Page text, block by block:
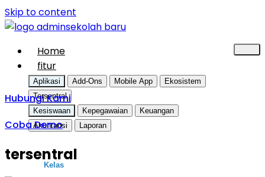
Skip to content
Home
fitur
Aplikasi Add-Ons Mobile App
Ekosistem
Tersentral
Kesiswaan
Kepegawaian
Keuangan
Akuntansi
Laporan
Kelas
Hubungi Kami
Coba Demo
tersentral